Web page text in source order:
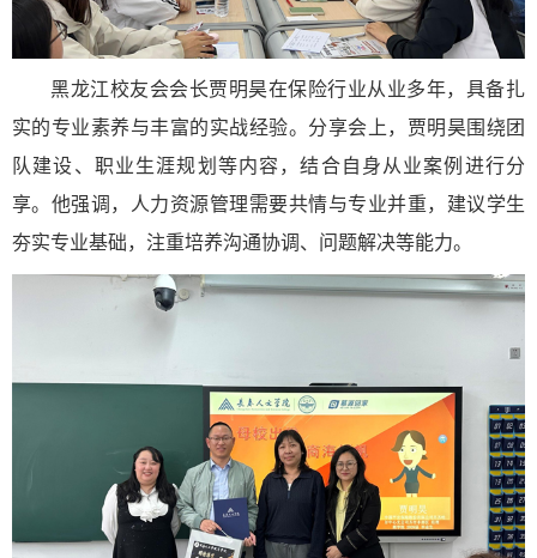
黑龙江校友会会长贾明昊在保险行业从业多年，具备扎
实的专业素养与丰富的实战经验。分享会上，贾明昊围绕团
队建设、职业生涯规划等内容，结合自身从业案例进行分
享。他强调，人力资源管理需要共情与专业并重，建议学生
夯实专业基础，注重培养沟通协调、问题解决等能力。